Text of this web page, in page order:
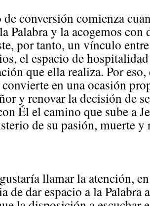
conversión comienza
Palabra y la acogemos con
por tanto, un vínculo
el espacio de
que ella realiza. Por
en una ocasión
y renovar la decisión de
Él el camino que sube a
de su pasión, muerte y
llamar la atención,
de dar espacio a la Palabra